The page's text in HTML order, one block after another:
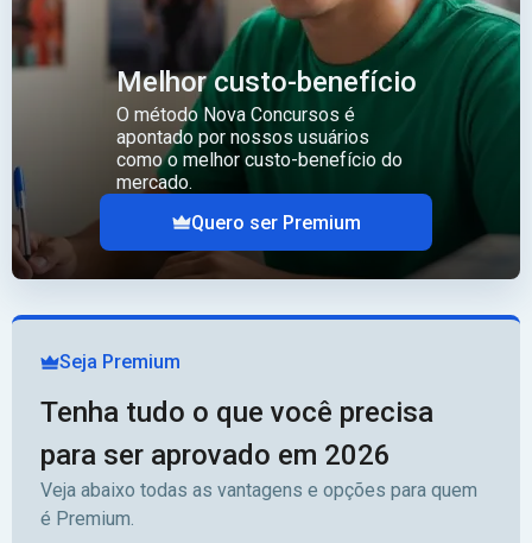
Melhor custo-benefício
O método Nova Concursos é
apontado por nossos usuários
como o melhor custo-benefício do
mercado.
Quero ser Premium
Seja Premium
Tenha tudo o que você precisa
para ser aprovado em 2026
Veja abaixo todas as vantagens e opções para quem
é Premium.